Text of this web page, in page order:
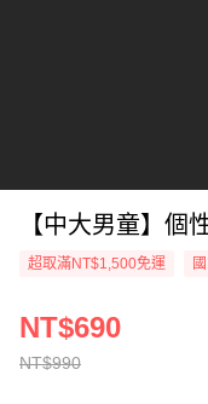
【中大男童】個
超取滿NT$1,500免運
NT$990
NT$690